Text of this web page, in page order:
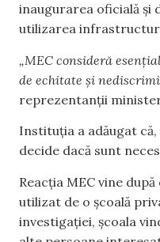
inaugurarea oficială și
utilizarea
„MEC consideră
de echitate și
reprezentanții
Instituția a adăugat
decide dacă sunt
Reacția MEC vine
utilizat de o școală
investigației, școala